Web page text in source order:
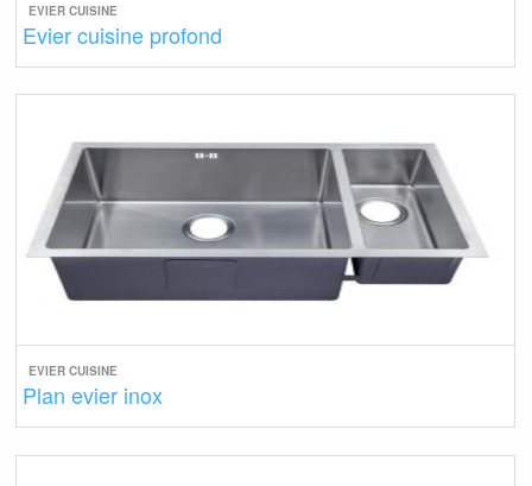
EVIER CUISINE
Evier cuisine profond
EVIER CUISINE
Plan evier inox